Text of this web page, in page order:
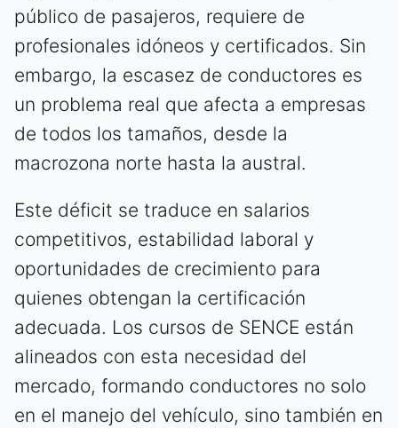
público de pasajeros, requiere de
profesionales idóneos y certificados. Sin
embargo, la escasez de conductores es
un problema real que afecta a empresas
de todos los tamaños, desde la
macrozona norte hasta la austral.
Este déficit se traduce en salarios
competitivos, estabilidad laboral y
oportunidades de crecimiento para
quienes obtengan la certificación
adecuada. Los cursos de SENCE están
alineados con esta necesidad del
mercado, formando conductores no solo
en el manejo del vehículo, sino también en